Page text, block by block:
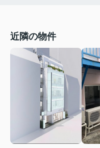
近隣の物件